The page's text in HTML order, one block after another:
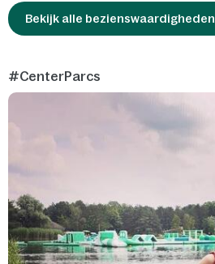
Bekijk alle bezienswaardigheden
#CenterParcs